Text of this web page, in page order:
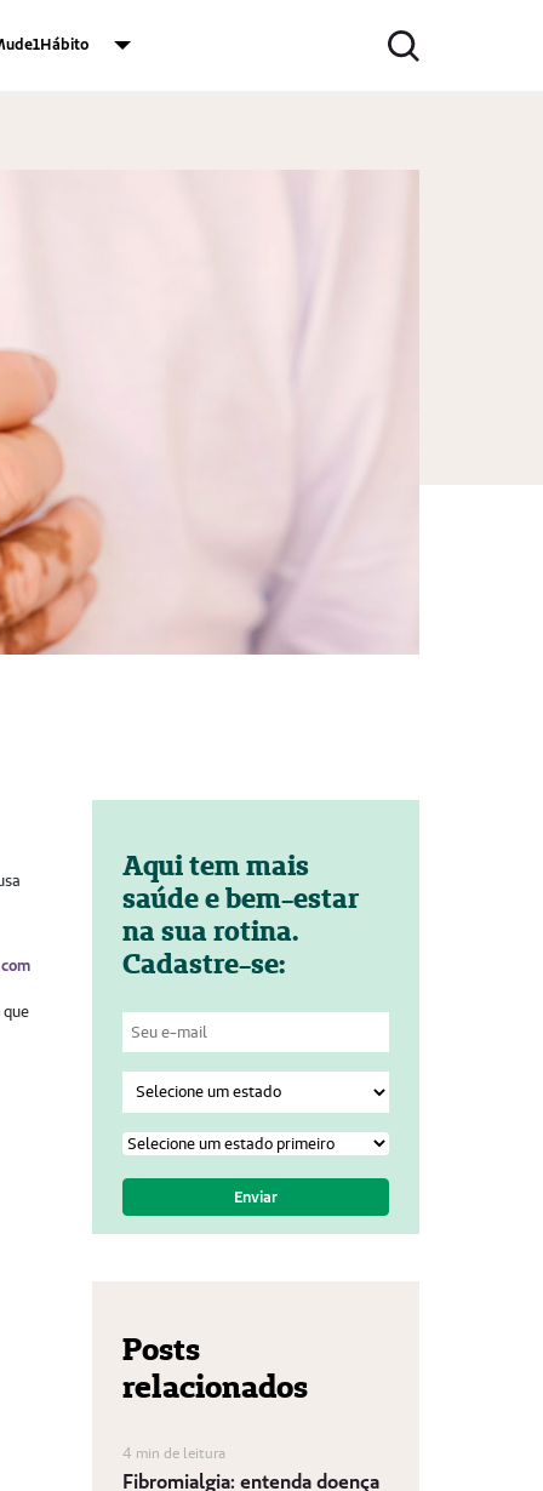
Aqui tem mais
saúde e bem-estar
na sua rotina.
Cadastre-se:
Posts
relacionados
4 min de leitura
Fibromialgia: entenda doença